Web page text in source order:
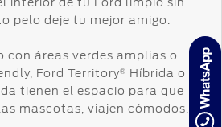
pelo deje tu mejor amigo.
con áreas verdes amplias o
Ford Territory® Híbrida o
tienen el espacio para que
mascotas, viajen cómodos.